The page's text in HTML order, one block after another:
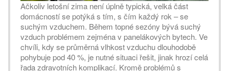
Ačkoliv letošní zima není úplně typická, velká část
domácností se potýká s tím, s čím každý rok – se
suchým vzduchem. Během topné sezóny bývá suchý
vzduch problémem zejména v panelákových bytech. Ve
chvíli, kdy se průměrná vlhkost vzduchu dlouhodobě
pohybuje pod 40 %, je nutné situaci řešit, jinak hrozí celá
řada zdravotních komplikací. Kromě problémů s